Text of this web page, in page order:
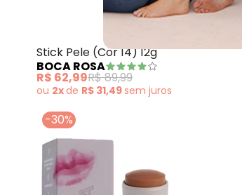
Stick Pele (Cor 14) 12g
BOCA ROSA
R$ 62,99R$ 89,99
ou 2xde R$ 31,49sem juros
-30%